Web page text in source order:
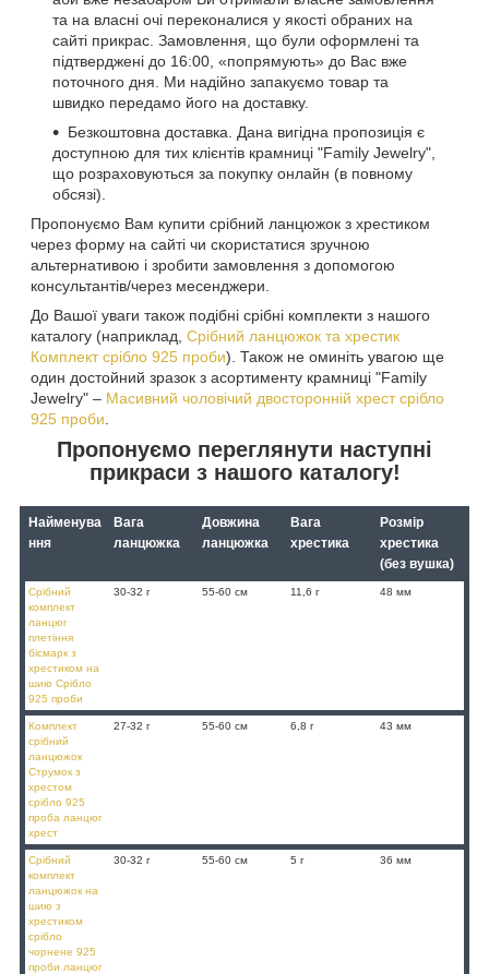
та на власні очі переконалися у якості обраних на
сайті прикрас. Замовлення, що були оформлені та
підтверджені до 16:00, «попрямують» до Вас вже
поточного дня. Ми надійно запакуємо товар та
швидко передамо його на доставку.
Безкоштовна доставка. Дана вигідна пропозиція є
доступною для тих клієнтів крамниці "Family Jewelry",
що розраховуються за покупку онлайн (в повному
обсязі).
Пропонуємо Вам купити срібний ланцюжок з хрестиком
через форму на сайті чи скористатися зручною
альтернативою і зробити замовлення з допомогою
консультантів/через месенджери.
До Вашої уваги також подібні срібні комплекти з нашого
каталогу (наприклад, Срібний ланцюжок та хрестик
Комплект срібло 925 проби). Також не оминіть увагою ще
один достойний зразок з асортименту крамниці "Family
Jewelry" – Масивний чоловічий двосторонній хрест срібло
925 проби
Пропонуємо переглянути наступні
прикраси з нашого каталогу!
Найменува
ння
Вага
ланцюжка
Довжина
ланцюжка
Вага
хрестика
Розмір
хрестика
(без вушка)
Срібний
комплект
ланцюг
плетіння
бісмарк з
хрестиком на
шию Срібло
925 проби
30-32 г 55-60 см 11,6 г 48 мм
Комплект
срібний
ланцюжок
Струмок з
хрестом
срібло 925
проба ланцюг
хрест
27-32 г 55-60 см 6,8 г 43 мм
Срібний
комплект
ланцюжок на
шию з
хрестиком
срібло
чорнене 925
проби ланцюг
30-32 г 55-60 см 5 г 36 мм